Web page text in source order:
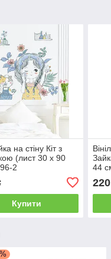
на стіну Кіт з
(лист 30 х 90
2
Купити
44
220